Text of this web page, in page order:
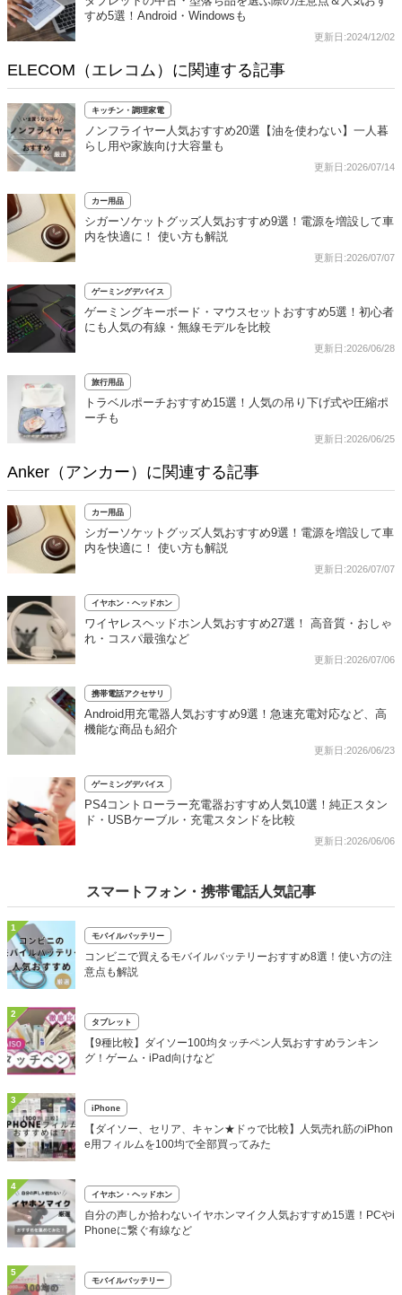
すめ5選！Android・Windowsも
更新日:2024/12/02
ELECOM（エレコム）に関連する記事
キッチン・調理家電
ノンフライヤー人気おすすめ20選【油を使わない】一人暮
らし用や家族向け大容量も
更新日:2026/07/14
カー用品
シガーソケットグッズ人気おすすめ9選！電源を増設して車
内を快適に！ 使い方も解説
更新日:2026/07/07
ゲーミングデバイス
ゲーミングキーボード・マウスセットおすすめ5選！初心者
にも人気の有線・無線モデルを比較
更新日:2026/06/28
旅行用品
トラベルポーチおすすめ15選！人気の吊り下げ式や圧縮ポ
ーチも
更新日:2026/06/25
Anker（アンカー）に関連する記事
カー用品
シガーソケットグッズ人気おすすめ9選！電源を増設して車
内を快適に！ 使い方も解説
更新日:2026/07/07
イヤホン・ヘッドホン
ワイヤレスヘッドホン人気おすすめ27選！ 高音質・おしゃ
れ・コスパ最強など
更新日:2026/07/06
携帯電話アクセサリ
Android用充電器人気おすすめ9選！急速充電対応など、高
機能な商品も紹介
更新日:2026/06/23
ゲーミングデバイス
PS4コントローラー充電器おすすめ人気10選！純正スタン
ド・USBケーブル・充電スタンドを比較
更新日:2026/06/06
スマートフォン・携帯電話人気記事
1
モバイルバッテリー
コンビニで買えるモバイルバッテリーおすすめ8選！使い方の注
意点も解説
2
タブレット
【9種比較】ダイソー100均タッチペン人気おすすめランキン
グ！ゲーム・iPad向けなど
3
iPhone
【ダイソー、セリア、キャン★ドゥで比較】人気売れ筋のiPhon
e用フィルムを100均で全部買ってみた
4
イヤホン・ヘッドホン
自分の声しか拾わないイヤホンマイク人気おすすめ15選！PCやi
Phoneに繋ぐ有線など
5
モバイルバッテリー